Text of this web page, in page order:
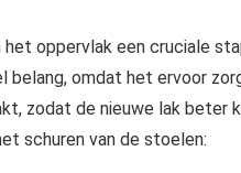
oppervlak een cruciale
belang, omdat het ervoor
zodat de nieuwe lak beter
schuren van de stoelen: